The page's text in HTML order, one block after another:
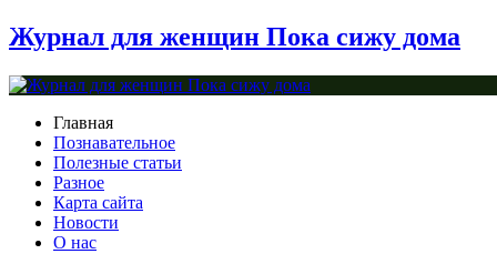
Журнал для женщин Пока сижу дома
Главная
Познавательное
Полезные статьи
Разное
Карта сайта
Новости
О нас